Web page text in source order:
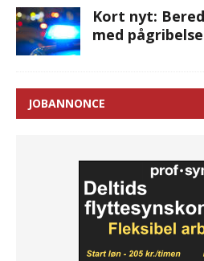
Kort nyt:
med
JOBANNONCE